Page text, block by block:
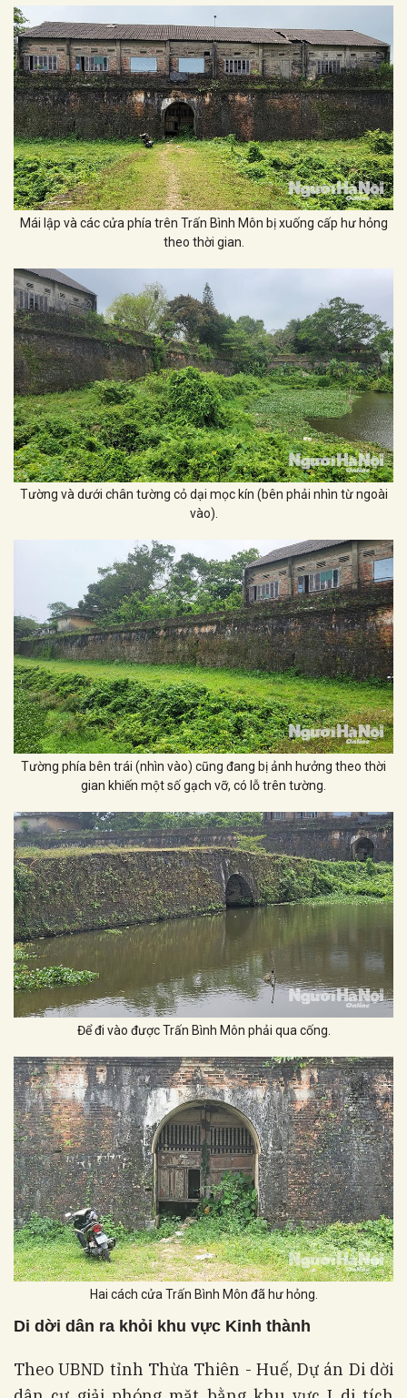
Mái lập và các cửa phía trên Trấn Bình Môn bị xuống cấp hư hỏng
theo thời gian.
Tường và dưới chân tường cỏ dại mọc kín (bên phải nhìn từ ngoài
vào).
Tường phía bên trái (nhìn vào) cũng đang bị ảnh hưởng theo thời
gian khiến một số gạch vỡ, có lỗ trên tường.
Để đi vào được Trấn Bình Môn phải qua cống.
Hai cách cửa Trấn Bình Môn đã hư hỏng.
Di dời dân ra khỏi khu vực Kinh thành
Theo UBND tỉnh Thừa Thiên - Huế, Dự án Di dời